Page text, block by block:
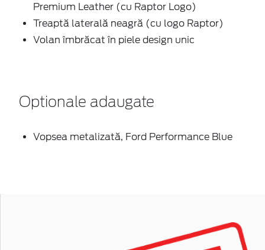
Premium Leather (cu Raptor Logo)
Treaptă laterală neagră (cu logo Raptor)
Volan îmbrăcat în piele design unic
Optionale adaugate
Vopsea metalizată, Ford Performance Blue